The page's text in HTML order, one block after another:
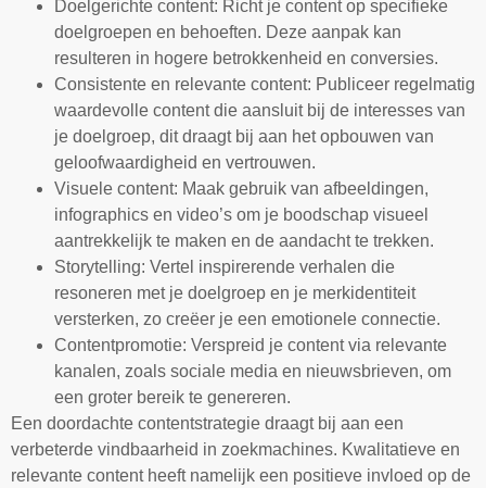
Doelgerichte content: Richt je content op specifieke
doelgroepen en behoeften. Deze aanpak kan
resulteren in hogere betrokkenheid en conversies.
Consistente en relevante content: Publiceer regelmatig
waardevolle content die aansluit bij de interesses van
je doelgroep, dit draagt bij aan het opbouwen van
geloofwaardigheid en vertrouwen.
Visuele content: Maak gebruik van afbeeldingen,
infographics en video’s om je boodschap visueel
aantrekkelijk te maken en de aandacht te trekken.
Storytelling: Vertel inspirerende verhalen die
resoneren met je doelgroep en je merkidentiteit
versterken, zo creëer je een emotionele connectie.
Contentpromotie: Verspreid je content via relevante
kanalen, zoals sociale media en nieuwsbrieven, om
een groter bereik te genereren.
Een doordachte contentstrategie draagt bij aan een
verbeterde vindbaarheid in zoekmachines. Kwalitatieve en
relevante content heeft namelijk een positieve invloed op de